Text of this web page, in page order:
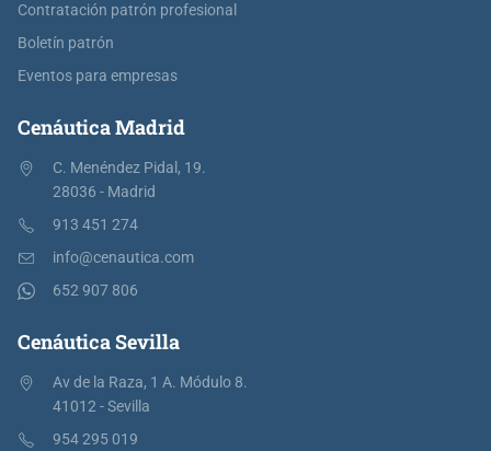
Contratación patrón profesional
Boletín patrón
Eventos para empresas
Cenáutica Madrid
C. Menéndez Pidal, 19.
28036 - Madrid
913 451 274
info@cenautica.com
652 907 806
Cenáutica Sevilla
Av de la Raza, 1 A. Módulo 8.
41012 - Sevilla
954 295 019